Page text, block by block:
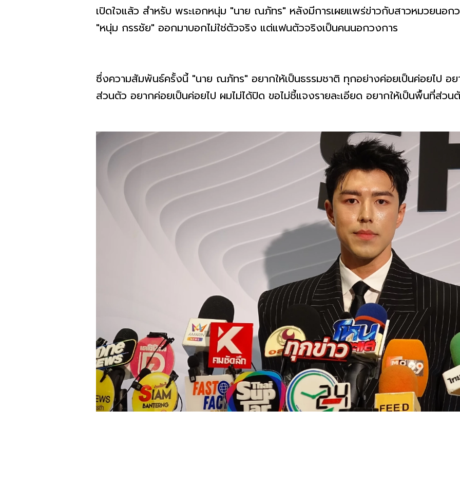
เปิดใจแล้ว สำหรับ พระเอกหนุ่ม "นาย ณภัทร" หลังมีการเผยแพร่ข่าวกับสาวหมวยนอก
"หนุ่ม กรรชัย" ออกมาบอกไม่ใช่ตัวจริง แต่แฟนตัวจริงเป็นคนนอกวงการ
ซึ่งความสัมพันธ์ครั้งนี้ "นาย ณภัทร" อยากให้เป็นธรรมชาติ ทุกอย่างค่อยเป็นค่อยไป อ
ส่วนตัว อยากค่อยเป็นค่อยไป ผมไม่ได้ปิด ขอไม่ชี้แจงรายละเอียด อยากให้เป็นพื้นที่ส่วน